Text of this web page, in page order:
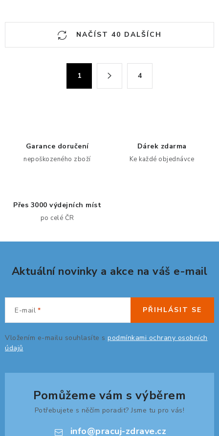
s
NAČÍST 40 DALŠÍCH
1 4
Garance doručení
nepoškozeného zboží
Dárek zdarma
Ke každé objednávce
Přes 3000 výdejních míst
po celé ČR
Aktuální novinky a akce na váš e-mail
E-mail
Vložením e-mailu souhlasíte s podmínkami ochrany osobních
údajů
PŘIHLÁSIT SE
Pomůžeme vám s výběrem
Potřebujete s něčím poradit? Jsme tu pro vás!
info@pracuj-zdrave.cz